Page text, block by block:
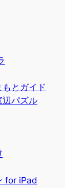
もとガイド
辺パズル
for iPad